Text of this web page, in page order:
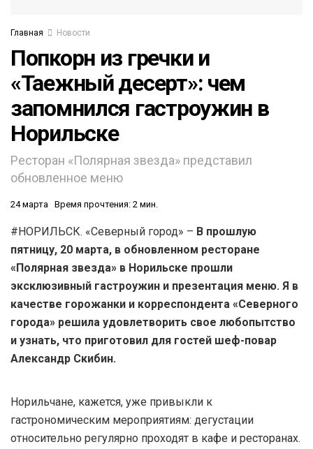
Главная Новости
Попкорн из гречки и
«Таежный десерт»: чем
запомнился гастроужин в
Норильске
Ресторан «Полярная звезда» представил
обновленное меню
24 марта Время прочтения: 2 мин.
#НОРИЛЬСК. «Северный город» – В прошлую
пятницу, 20 марта, в обновленном ресторане
«Полярная звезда» в Норильске прошли
эксклюзивный гастроужин и презентация меню. Я в
качестве горожанки и корреспондента «Северного
города» решила удовлетворить свое любопытство
и узнать, что приготовил для гостей шеф-повар
Александр Скибин.
Норильчане, кажется, уже привыкли к
гастрономическим мероприятиям: дегустации
относительно регулярно проходят в кафе и ресторанах.